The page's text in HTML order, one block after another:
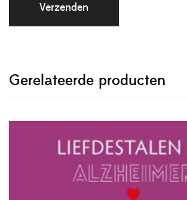
Gerelateerde producten